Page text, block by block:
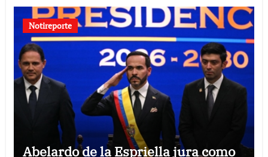
Notireporte
Abelardo de la Espriella jura como